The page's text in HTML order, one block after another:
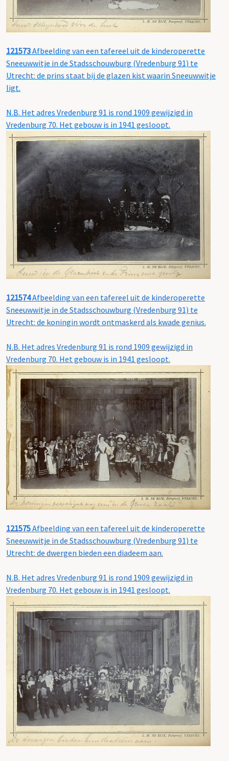
121573Afbeelding van een tafereel uit de kinderoperette
Sneeuwwitje in de Stadsschouwburg (Vredenburg 91) te
Utrecht: de prins staat bij de glazen kist waarin Sneeuwwitje
ligt.
N.B. Het adres Vredenburg 91 is rond 1909 gewijzigd in
Vredenburg 70. Het gebouw is in 1941 gesloopt.
121574Afbeelding van een tafereel uit de kinderoperette
Sneeuwwitje in de Stadsschouwburg (Vredenburg 91) te
Utrecht: de koningin wordt ontmaskerd als kwade genius.
N.B. Het adres Vredenburg 91 is rond 1909 gewijzigd in
Vredenburg 70. Het gebouw is in 1941 gesloopt.
121575Afbeelding van een tafereel uit de kinderoperette
Sneeuwwitje in de Stadsschouwburg (Vredenburg 91) te
Utrecht: de dwergen bieden een diadeem aan.
N.B. Het adres Vredenburg 91 is rond 1909 gewijzigd in
Vredenburg 70. Het gebouw is in 1941 gesloopt.